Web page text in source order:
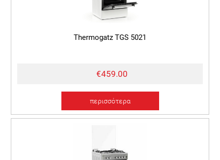
Thermogatz TGS 5021
€459.00
περισσότερα